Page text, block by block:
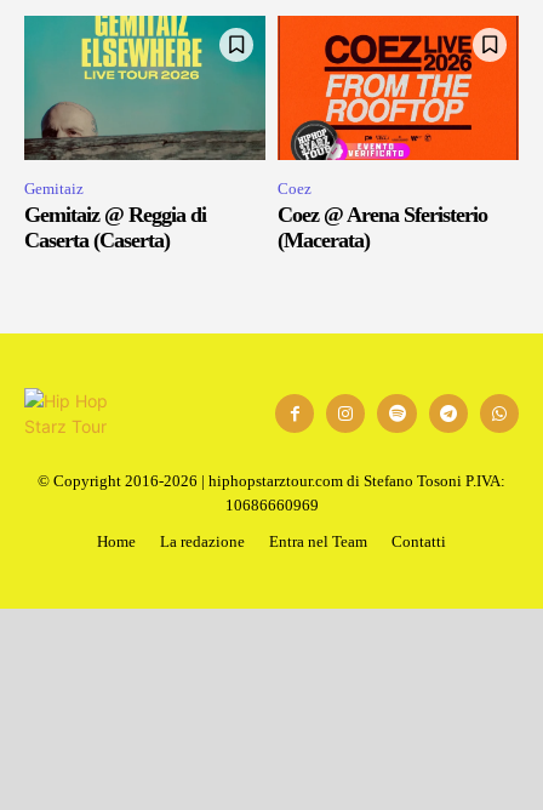
Gemitaiz
Gemitaiz @ Reggia di
Caserta (Caserta)
Coez
Coez @ Arena Sferisterio
(Macerata)
© Copyright 2016-2026 | hiphopstarztour.com di Stefano Tosoni P.IVA:
10686660969
Home
La redazione Entra nel Team Contatti